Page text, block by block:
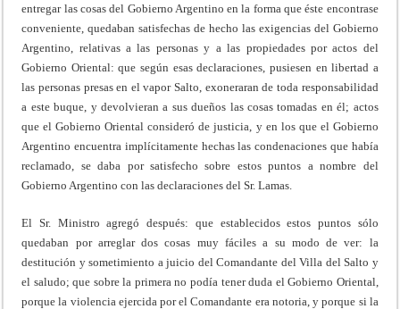
entregar las cosas del Gobierno Argentino en la forma que éste encontrase
conveniente, quedaban satisfechas de hecho las exigencias del Gobierno
Argentino, relativas a las personas y a las propiedades por actos del
Gobierno Oriental: que según esas declaraciones, pusiesen en libertad a
las personas presas en el vapor Salto, exoneraran de toda responsabilidad
a este buque, y devolvieran a sus dueños las cosas tomadas en él; actos
que el Gobierno Oriental consideró de justicia, y en los que el Gobierno
Argentino encuentra implícitamente hechas las condenaciones que había
reclamado, se daba por satisfecho sobre estos puntos a nombre del
Gobierno Argentino con las declaraciones del Sr. Lamas.
El Sr. Ministro agregó después: que establecidos estos puntos sólo
quedaban por arreglar dos cosas muy fáciles a su modo de ver: la
destitución y sometimiento a juicio del Comandante del Villa del Salto y
el saludo; que sobre la primera no podía tener duda el Gobierno Oriental,
porque la violencia ejercida por el Comandante era notoria, y porque si la